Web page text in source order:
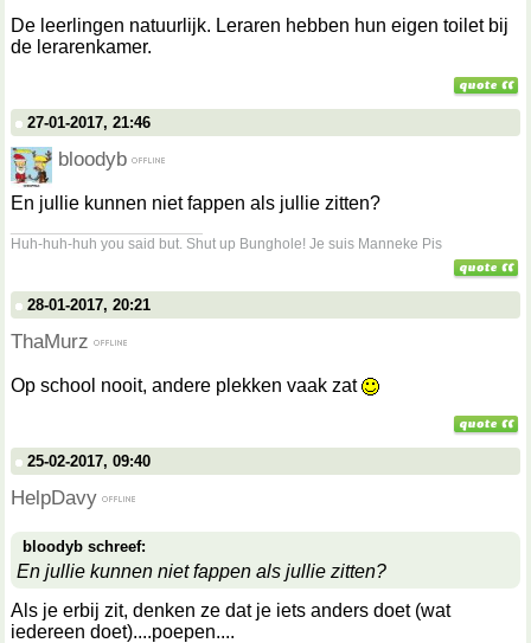
De leerlingen natuurlijk. Leraren hebben hun eigen toilet bij
de lerarenkamer.
27-01-2017, 21:46
bloodyb
En jullie kunnen niet fappen als jullie zitten?
Huh-huh-huh you said but. Shut up Bunghole! Je suis Manneke Pis
28-01-2017, 20:21
ThaMurz
Op school nooit, andere plekken vaak zat
25-02-2017, 09:40
HelpDavy
bloodyb schreef:
En jullie kunnen niet fappen als jullie zitten?
Als je erbij zit, denken ze dat je iets anders doet (wat
iedereen doet)....poepen....